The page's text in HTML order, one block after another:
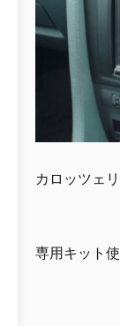
カロッツェ
専用キット